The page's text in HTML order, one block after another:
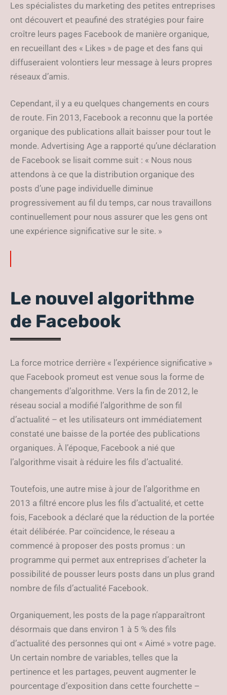
Les spécialistes du marketing des petites entreprises
ont découvert et peaufiné des stratégies pour faire
croître leurs pages Facebook de manière organique,
en recueillant des « Likes » de page et des fans qui
diffuseraient volontiers leur message à leurs propres
réseaux d’amis.
Cependant, il y a eu quelques changements en cours
de route. Fin 2013, Facebook a reconnu que la portée
organique des publications allait baisser pour tout le
monde. Advertising Age a rapporté qu’une déclaration
de Facebook se lisait comme suit : « Nous nous
attendons à ce que la distribution organique des
posts d’une page individuelle diminue
progressivement au fil du temps, car nous travaillons
continuellement pour nous assurer que les gens ont
une expérience significative sur le site. »
Le nouvel algorithme
de Facebook
La force motrice derrière « l’expérience significative »
que Facebook promeut est venue sous la forme de
changements d’algorithme. Vers la fin de 2012, le
réseau social a modifié l’algorithme de son fil
d’actualité – et les utilisateurs ont immédiatement
constaté une baisse de la portée des publications
organiques. À l’époque, Facebook a nié que
l’algorithme visait à réduire les fils d’actualité.
Toutefois, une autre mise à jour de l’algorithme en
2013 a filtré encore plus les fils d’actualité, et cette
fois, Facebook a déclaré que la réduction de la portée
était délibérée. Par coïncidence, le réseau a
commencé à proposer des posts promus : un
programme qui permet aux entreprises d’acheter la
possibilité de pousser leurs posts dans un plus grand
nombre de fils d’actualité Facebook.
Organiquement, les posts de la page n’apparaîtront
désormais que dans environ 1 à 5 % des fils
d’actualité des personnes qui ont « Aimé » votre page.
Un certain nombre de variables, telles que la
pertinence et les partages, peuvent augmenter le
pourcentage d’exposition dans cette fourchette –